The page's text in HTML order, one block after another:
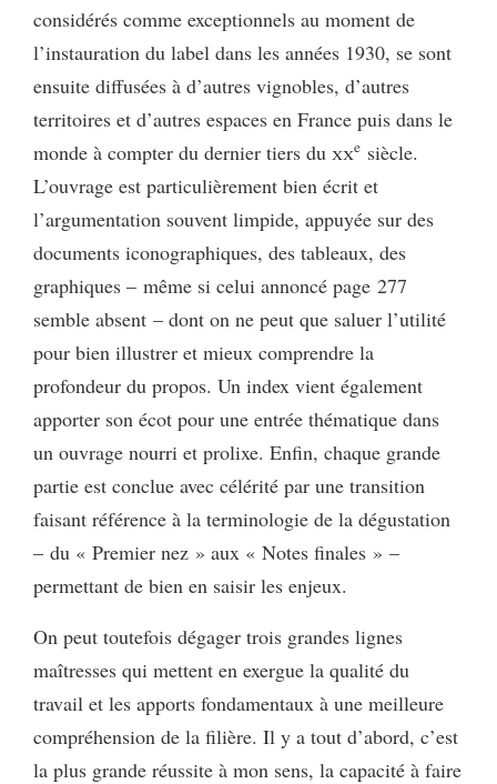
considérés comme exceptionnels au moment de
l’instauration du label dans les années 1930, se sont
ensuite diffusées à d’autres vignobles, d’autres
territoires et d’autres espaces en France puis dans le
monde à compter du dernier tiers du xxe siècle.
L’ouvrage est particulièrement bien écrit et
l’argumentation souvent limpide, appuyée sur des
documents iconographiques, des tableaux, des
graphiques – même si celui annoncé page 277
semble absent – dont on ne peut que saluer l’utilité
pour bien illustrer et mieux comprendre la
profondeur du propos. Un index vient également
apporter son écot pour une entrée thématique dans
un ouvrage nourri et prolixe. Enfin, chaque grande
partie est conclue avec célérité par une transition
faisant référence à la terminologie de la dégustation
– du « Premier nez » aux « Notes finales » –
permettant de bien en saisir les enjeux.
On peut toutefois dégager trois grandes lignes
maîtresses qui mettent en exergue la qualité du
travail et les apports fondamentaux à une meilleure
compréhension de la filière. Il y a tout d’abord, c’est
la plus grande réussite à mon sens, la capacité à faire